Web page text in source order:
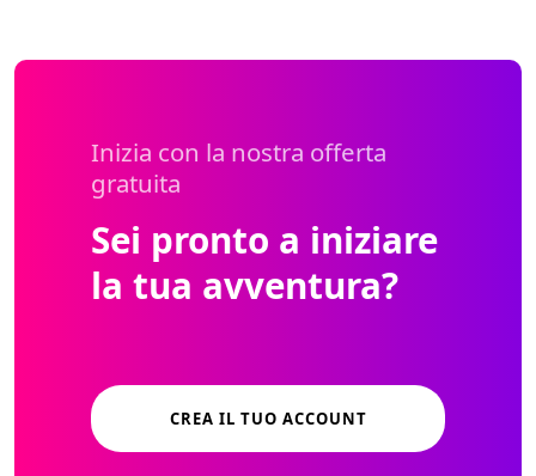
Inizia con la nostra offerta
gratuita
Sei pronto a iniziare
la tua avventura?
CREA IL TUO ACCOUNT